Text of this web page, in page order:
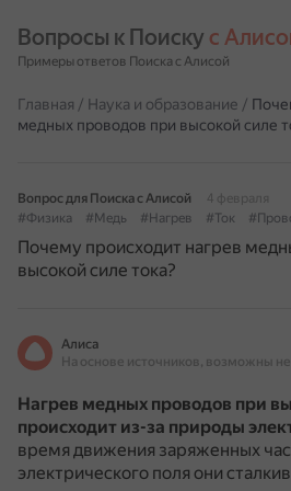
Вопросы к Поиску с
Примеры ответов Поиска с Алисой
Главная / Наука и образование /
медных проводов при высокой силе
Вопрос для Поиска с Алисой
4 февраля
#Физика
#Медь #Нагрев #Ток
Почему происходит нагрев
высокой силе тока?
Алиса
Нагрев медных проводов при
происходит из-за природы
время движения заряженных
электрического поля они